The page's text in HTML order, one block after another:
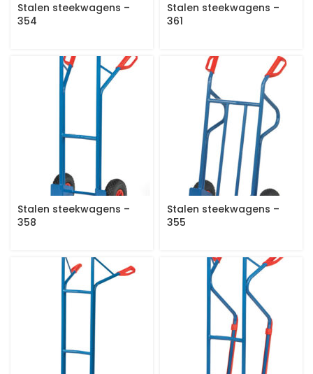
Stalen steekwagens –
354
Stalen steekwagens –
361
Stalen steekwagens –
358
Stalen steekwagens –
355